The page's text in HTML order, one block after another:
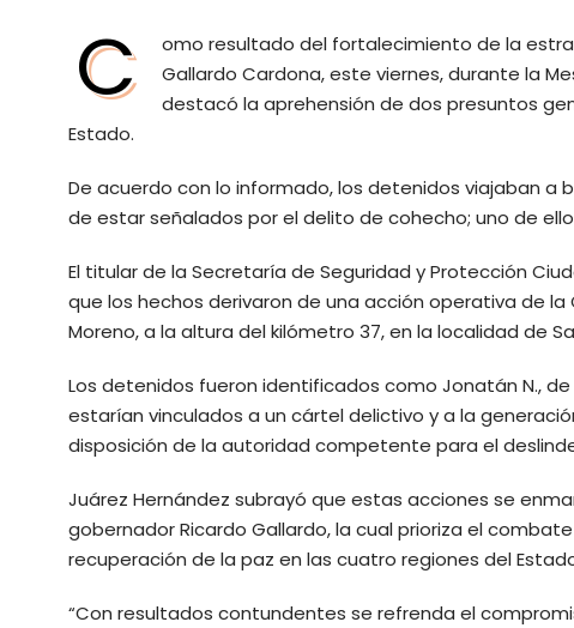
C
omo resultado del fortalecimiento de la
Gallardo Cardona, este viernes, durante la
destacó la aprehensión de dos presuntos
Estado.
De acuerdo con lo informado, los detenidos viajaban a
de estar señalados por el delito de cohecho; uno de
El titular de la Secretaría de Seguridad y Protección
que los hechos derivaron de una acción operativa de
Moreno, a la altura del kilómetro 37, en la localidad de
Los detenidos fueron identificados como Jonatán N.,
estarían vinculados a un cártel delictivo y a la
disposición de la autoridad competente para el
Juárez Hernández subrayó que estas acciones se
gobernador Ricardo Gallardo, la cual prioriza el
recuperación de la paz en las cuatro regiones del
“Con resultados contundentes se refrenda el